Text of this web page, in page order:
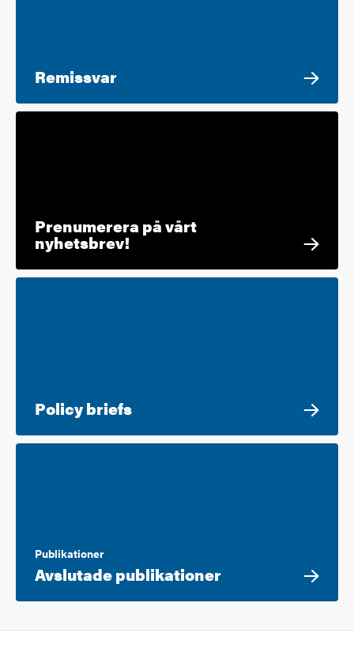
Remissvar
Prenumerera på vårt
nyhetsbrev!
Policy briefs
Publikationer
Avslutade publikationer